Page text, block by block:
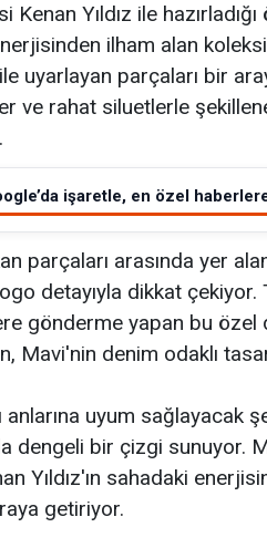
Yıldız ile
ilham alan
uyarlayan parçaları bir
ve rahat siluetlerle
işaretle, en özel
parçaları arasında yer
logo detayıyla dikkat
gönderme yapan bu
Mavi'nin denim odaklı
anlarına uyum sağlayacak
dengeli bir çizgi sunuyor.
Yıldız'ın sahadaki
getiriyor.